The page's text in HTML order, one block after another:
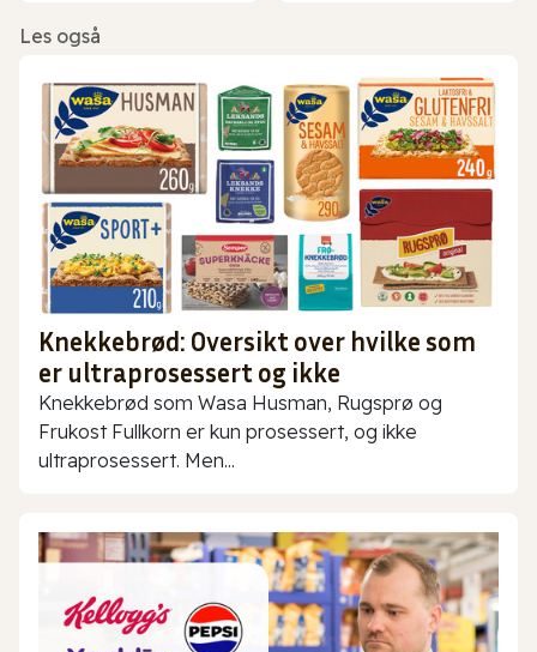
Les også
Knekkebrød: Oversikt over hvilke som
er ultraprosessert og ikke
Knekkebrød som Wasa Husman, Rugsprø og
Frukost Fullkorn er kun prosessert, og ikke
ultraprosessert. Men...